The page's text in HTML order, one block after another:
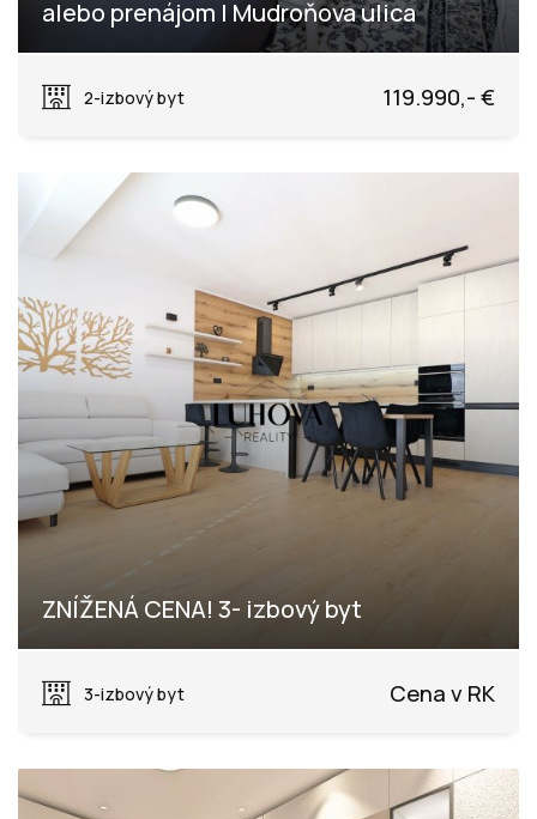
alebo prenájom | Mudroňova ulica
2-izbový byt
119.990,- €
ZNÍŽENÁ CENA! 3- izbový byt
3-izbový byt
Cena v RK